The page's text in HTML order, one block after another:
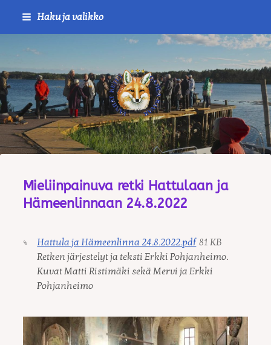
Siirry Haku ja valikko
Journalistiliitto / RTTL/
Mieliinpainuva retki Hattulaan ja
Hämeenlinnaan 24.8.2022
Hattula ja Hämeenlinna 24.8.2022.pdf 81 KB
Retken järjestelyt ja teksti Erkki Pohjanheimo.
Kuvat Matti Ristimäki sekä Mervi ja Erkki
Pohjanheimo